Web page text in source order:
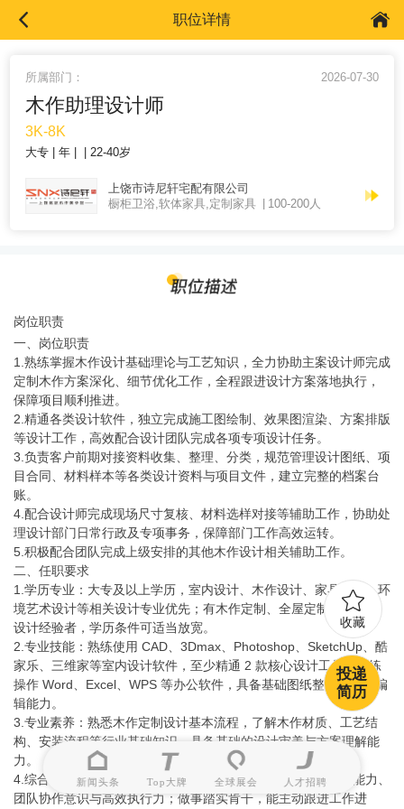
职位详情
所属部门： 2026-07-30
木作助理设计师
3K-8K
大专 年 22-40岁
上饶市诗尼轩宅配有限公司
橱柜卫浴,软体家具,定制家具
100-200人
岗位职责
一、岗位职责
1.熟练掌握木作设计基础理论与工艺知识，全力协助主案设计师完成
定制木作方案深化、细节优化工作，全程跟进设计方案落地执行，
保障项目顺利推进。
2.精通各类设计软件，独立完成施工图绘制、效果图渲染、方案排版
等设计工作，高效配合设计团队完成各项专项设计任务。
3.负责客户前期对接资料收集、整理、分类，规范管理设计图纸、项
目合同、材料样本等各类设计资料与项目文件，建立完整的档案台
账。
4.配合设计师完成现场尺寸复核、材料选样对接等辅助工作，协助处
理设计部门日常行政及专项事务，保障部门工作高效运转。
5.积极配合团队完成上级安排的其他木作设计相关辅助工作。
二、任职要求
1.学历专业：大专及以上学历，室内设计、木作设计、家具设计、环
境艺术设计等相关设计专业优先；有木作定制、全屋定制行业助理
设计经验者，学历条件可适当放宽。
2.专业技能：熟练使用 CAD、3Dmax、Photoshop、SketchUp、酷
家乐、三维家等室内设计软件，至少精通 2 款核心设计工具；熟练
操作 Word、Excel、WPS 等办公软件，具备基础图纸整理与文档编
辑能力。
3.专业素养：熟悉木作定制设计基本流程，了解木作材质、工艺结
构、安装流程等行业基础知识，具备基础的设计审美与方案理解能
力。
4.综合能力：工作严谨细致、责任心强，拥有良好的沟通表达能力、
团队协作意识与高效执行力；做事踏实肯干，能主动跟进工作进
新闻头条 Top大牌 全球展会 人才招聘
收藏
投递
简历